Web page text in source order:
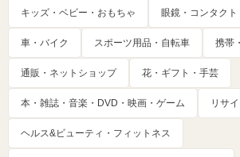
キッズ・ベビー・おもちゃ 眼鏡・コンタク
車・バイク スポーツ用品・自転車 携帯
通販・ネットショップ 花・ギフト・手芸
本・雑誌・音楽・DVD・映画・ゲーム リサ
ヘルス&ビューティ・フィットネス